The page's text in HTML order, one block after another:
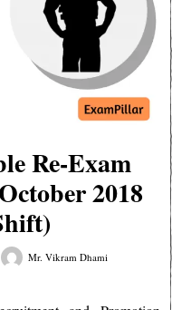
Re-Exam
2018
Mr. Vikram Dhami